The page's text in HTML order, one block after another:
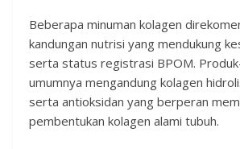
Beberapa minuman kolagen
kandungan nutrisi yang mendukung
serta status registrasi BPOM.
umumnya mengandung kolagen
serta antioksidan yang berperan
pembentukan kolagen alami tubuh.